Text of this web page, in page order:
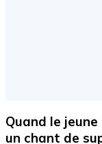
Quand le
un chant de